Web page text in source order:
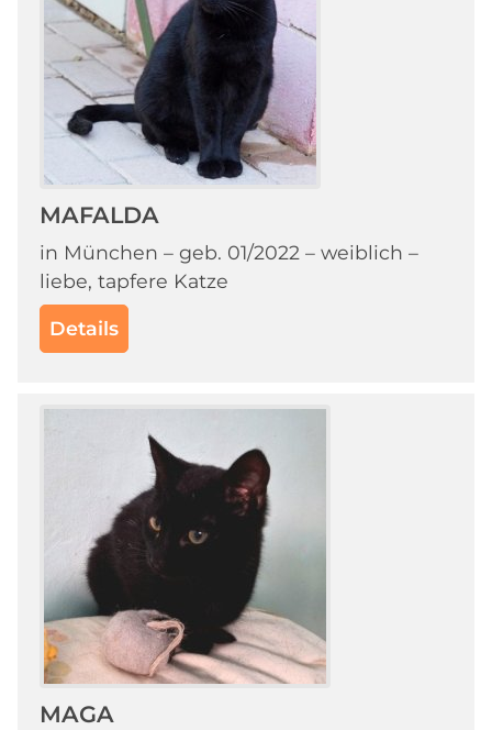
MAFALDA
in München – geb. 01/2022 – weiblich –
liebe, tapfere Katze
Details
MAGA